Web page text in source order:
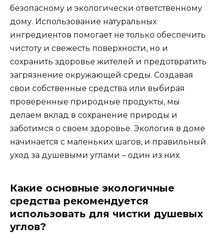
безопасному и экологически ответственному
дому. Использование натуральных
ингредиентов помогает не только обеспечить
чистоту и свежесть поверхности, но и
сохранить здоровье жителей и предотвратить
загрязнение окружающей среды. Создавая
свои собственные средства или выбирая
проверенные природные продукты, мы
делаем вклад в сохранение природы и
заботимся о своем здоровье. Экология в доме
начинается с маленьких шагов, и правильный
уход за душевыми углами – один из них.
Какие основные экологичные
средства рекомендуется
использовать для чистки душевых
углов?